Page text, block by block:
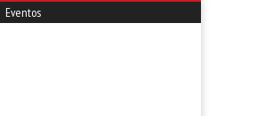
Eventos